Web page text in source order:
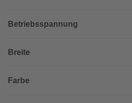
Betriebsspannung
Breite
Farbe